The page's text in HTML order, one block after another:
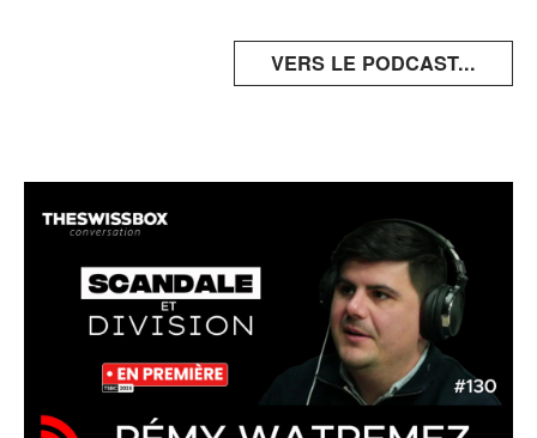
VERS LE PODCAST...